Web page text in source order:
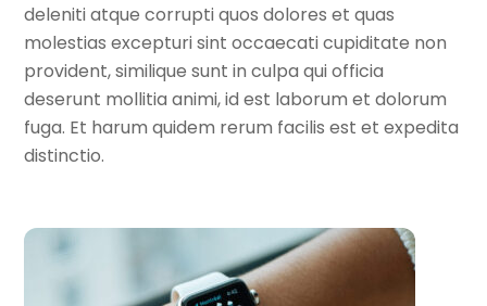
deleniti atque corrupti quos dolores et quas
molestias excepturi sint occaecati cupiditate non
provident, similique sunt in culpa qui officia
deserunt mollitia animi, id est laborum et dolorum
fuga. Et harum quidem rerum facilis est et expedita
distinctio.